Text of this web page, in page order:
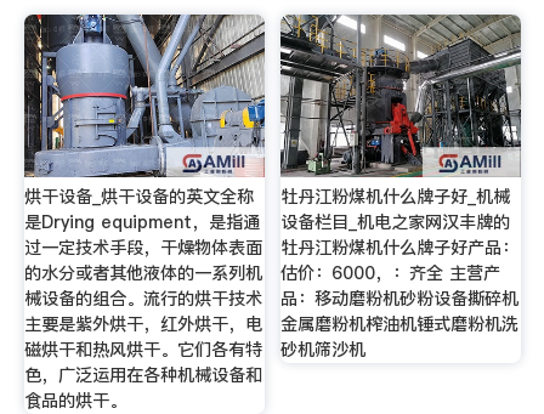
烘干设备_烘干设备的英文全称
是Drying equipment，是指通
过一定技术手段，干燥物体表面
的水分或者其他液体的一系列机
械设备的组合。流行的烘干技术
主要是紫外烘干，红外烘干，电
磁烘干和热风烘干。它们各有特
色，广泛运用在各种机械设备和
食品的烘干。
牡丹江粉煤机什么牌子好_机械
设备栏目_机电之家网汉丰牌的
牡丹江粉煤机什么牌子好产品：
估价：6000，：齐全 主营产
品：移动磨粉机砂粉设备撕碎机
金属磨粉机榨油机锤式磨粉机洗
砂机筛沙机